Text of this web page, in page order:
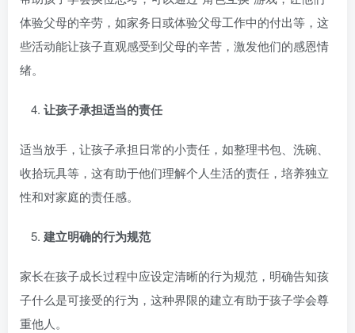
体验父母的辛劳，如家务日或体验父母工作中的付出等，这
些活动能让孩子直观感受到父母的辛苦，激发他们的感恩情
绪。
让孩子承担适当的责任
适当放手，让孩子承担日常的小责任，如整理书包、洗碗、
收拾玩具等，这有助于他们理解个人生活的责任，培养独立
性和对家庭的责任感。
建立明确的行为规范
家长在孩子成长过程中应设定清晰的行为规范，明确告知孩
子什么是可接受的行为，这种界限的建立有助于孩子学会尊
重他人。